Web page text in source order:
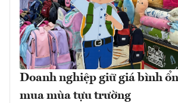
Doanh nghiệp giữ giá bình
mua mùa tựu trường